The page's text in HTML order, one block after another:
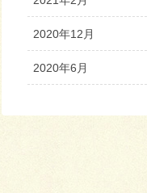
2020年12月
2020年6月